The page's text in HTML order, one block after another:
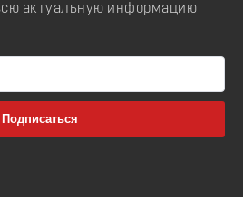
актуальную информацию